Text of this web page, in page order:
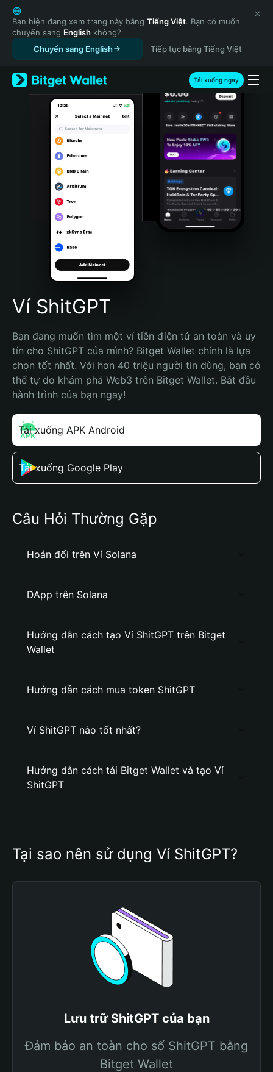
English
日本語
Tiếng Việt
Русский
Español (Latinoamérica)
Türkçe
Italiano
Português (Portugal)
Bahasa Indonesia
Português (Brasil)
Español (Argentina)
Bạn hiện đang xem trang này bằng Tiếng Việt. Bạn có muốn
chuyển sang English không?
Chuyển sang English
Tiếp tục bằng Tiếng Việt
Tải xuống ngay
Ví ShitGPT
Bạn đang muốn tìm một ví tiền điện tử an toàn và uy
tín cho ShitGPT của mình? Bitget Wallet chính là lựa
chọn tốt nhất. Với hơn 40 triệu người tin dùng, bạn có
thể tự do khám phá Web3 trên Bitget Wallet. Bắt đầu
hành trình của bạn ngay!
Tải xuống APK Android
Tải xuống Google Play
Câu Hỏi Thường Gặp
Hoán đổi trên Ví Solana
DApp trên Solana
Hướng dẫn cách tạo Ví ShitGPT trên Bitget
Wallet
Hướng dẫn cách mua token ShitGPT
Ví ShitGPT nào tốt nhất?
Hướng dẫn cách tải Bitget Wallet và tạo Ví
ShitGPT
Tại sao nên sử dụng Ví ShitGPT?
Lưu trữ ShitGPT của bạn
Đảm bảo an toàn cho số ShitGPT bằng
Bitget Wallet